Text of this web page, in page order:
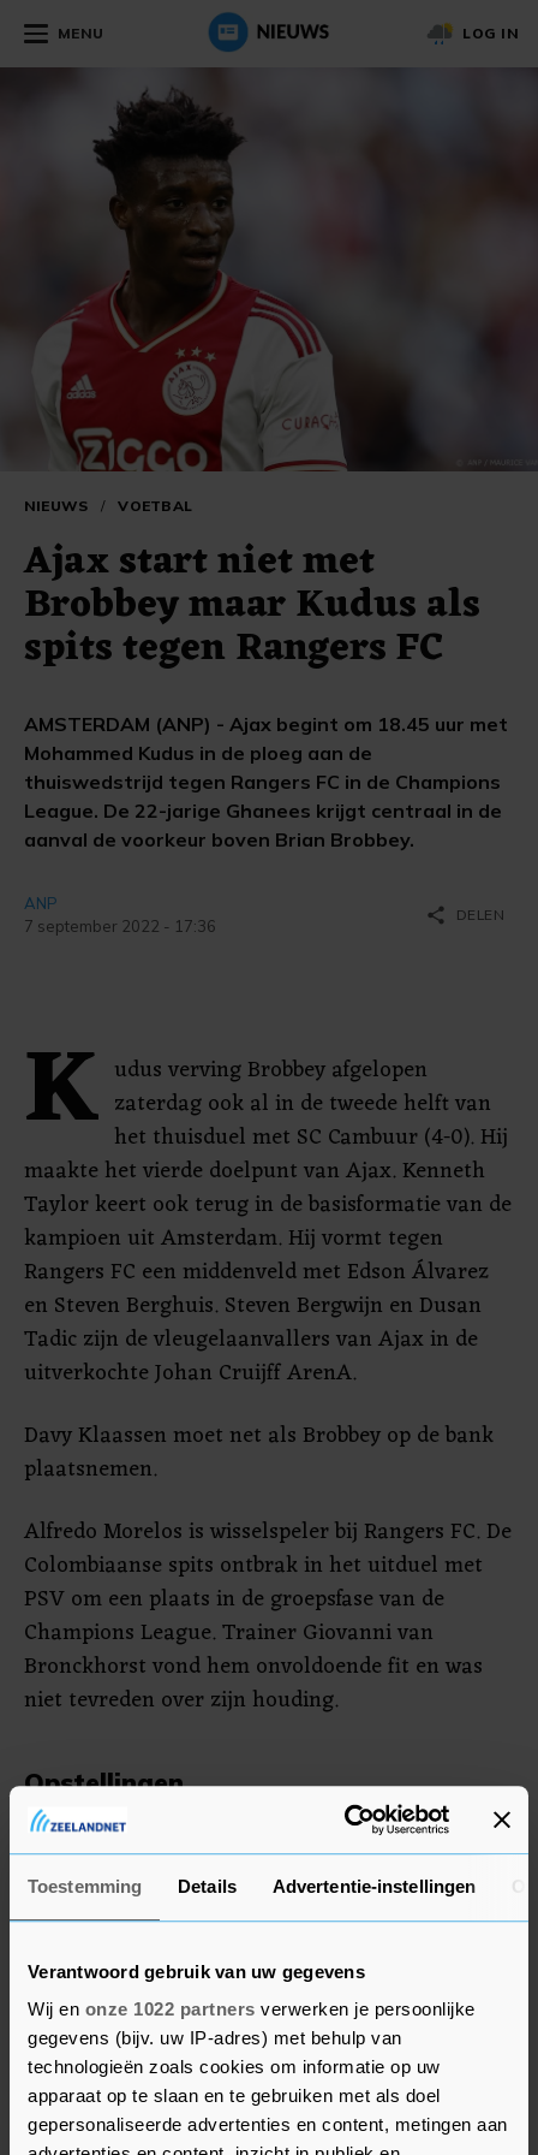
Toestemming Details Advertentie-instellingen
Verantwoord gebruik van uw gegevens
Wij en onze 1022 partners verwerken je persoonlijke
gegevens (bijv. uw IP-adres) met behulp van
technologieën zoals cookies om informatie op uw
apparaat op te slaan en te gebruiken met als doel
gepersonaliseerde advertenties en content, metingen aan
MENU LOG IN
NIEUWS / VOETBAL
Ajax start niet met
Brobbey maar Kudus als
spits tegen Rangers FC
AMSTERDAM (ANP) - Ajax begint om 18.45 uur met
Mohammed Kudus in de ploeg aan de
thuiswedstrijd tegen Rangers FC in de Champions
League. De 22-jarige Ghanees krijgt centraal in de
aanval de voorkeur boven Brian Brobbey.
ANP
7 september 2022 - 17:36
share DELEN
K udus verving Brobbey afgelopen
zaterdag ook al in de tweede helft van
het thuisduel met SC Cambuur (4-0). Hij
maakte het vierde doelpunt van Ajax. Kenneth
Taylor keert ook terug in de basisformatie van de
kampioen uit Amsterdam. Hij vormt tegen
Rangers FC een middenveld met Edson Álvarez
en Steven Berghuis. Steven Bergwijn en Dusan
Tadic zijn de vleugelaanvallers van Ajax in de
uitverkochte Johan Cruijff ArenA.
Davy Klaassen moet net als Brobbey op de bank
plaatsnemen.
Alfredo Morelos is wisselspeler bij Rangers FC. De
Colombiaanse spits ontbrak in het uitduel met
PSV om een plaats in de groepsfase van de
Champions League. Trainer Giovanni van
Bronckhorst vond hem onvoldoende fit en was
niet tevreden over zijn houding.
Opstellingen
Ajax: Pasveer; Rensch, Timber, Bassey en Blind;
Álvarez, Berghuis en Taylor; Tadic, Kudus en
Bergwijn.
Rangers FC: McLaughlin; Tavernier, Goldson,
Sands en Barisic; Lundstram en Wright; Tillman,
Kamara en Kent; Colak.